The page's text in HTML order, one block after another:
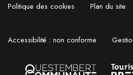
Politique des cookies Plan du site
Accessibilité : non conforme